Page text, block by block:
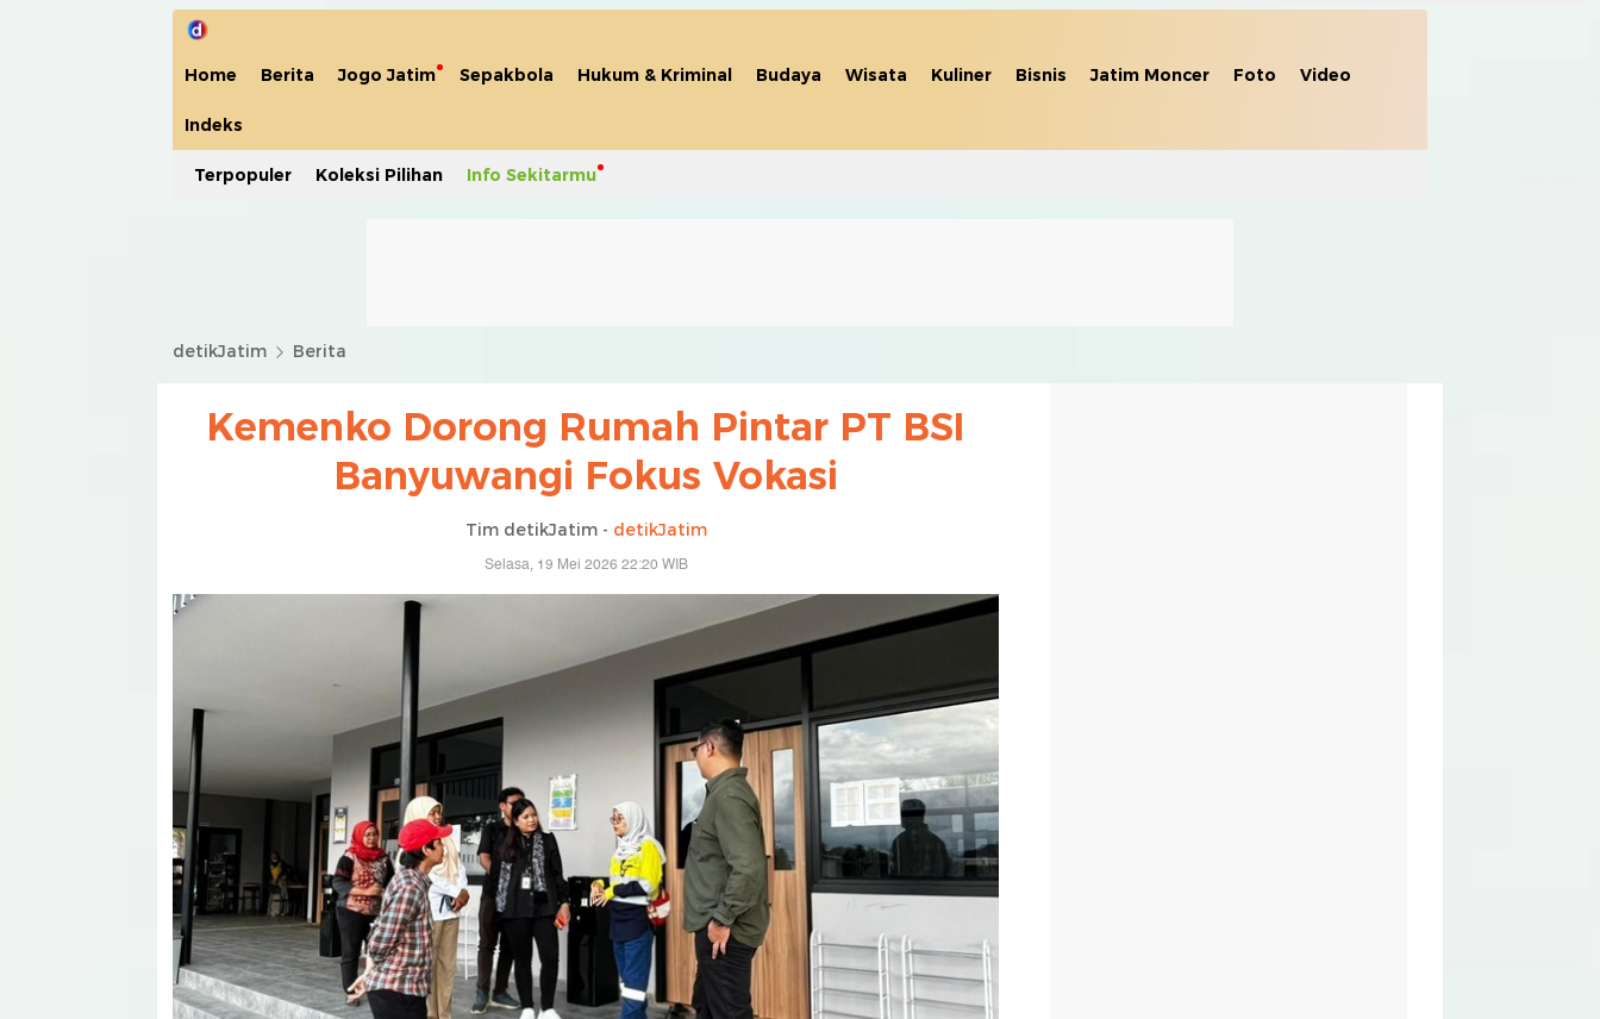
Home Berita Jogo Jatim Sepakbola Hukum & Kriminal Budaya Wisata Kuliner Bisnis Jatim Moncer Foto Video
Indeks
Terpopuler Koleksi Pilihan Info Sekitarmu
detikJatim Berita
Kemenko Dorong Rumah Pintar PT BSI
Banyuwangi Fokus Vokasi
Tim detikJatim - detikJatim
Selasa, 19 Mei 2026 22:20 WIB